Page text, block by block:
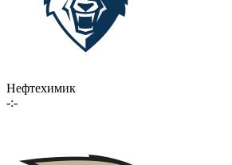
Нефтехимик
-:-